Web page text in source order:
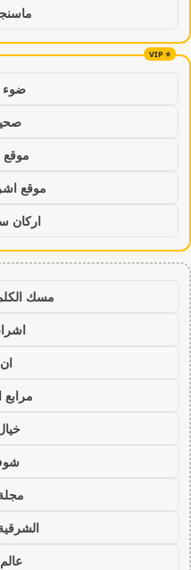
ضوء
موقع
اركان
مسك
مرابع